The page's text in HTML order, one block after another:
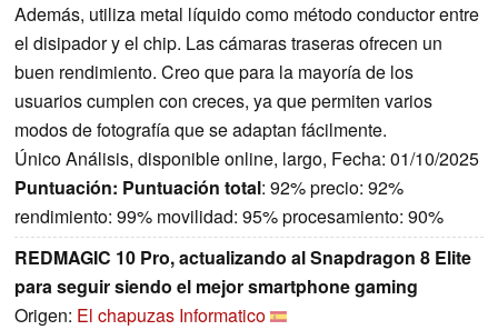
Además, utiliza metal líquido como método conductor entre
el disipador y el chip. Las cámaras traseras ofrecen un
buen rendimiento. Creo que para la mayoría de los
usuarios cumplen con creces, ya que permiten varios
modos de fotografía que se adaptan fácilmente.
Único Análisis, disponible online, largo, Fecha: 01/10/2025
Puntuación: Puntuación total: 92% precio: 92%
rendimiento: 99% movilidad: 95% procesamiento: 90%
REDMAGIC 10 Pro, actualizando al Snapdragon 8 Elite
para seguir siendo el mejor smartphone gaming
Origen: El chapuzas Informatico